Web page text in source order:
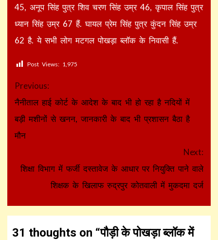
45, अनूप सिंह पुत्र शिव चरण सिंह उम्र 46, कृपाल सिंह पुत्र
ध्यान सिंह उम्र 67 हैं. घायल प्रेम सिंह पुत्र कुंदन सिंह उम्र
62 है. ये सभी लोग मटगल पोखड़ा ब्लॉक के निवासी हैं.
Post Views: 1,975
Continue
Reading
Previous:
नैनीताल हाई कोर्ट के आदेश के बाद भी हो रहा है नदियों में
बड़ी मशीनों से खनन, जानकारी के बाद भी प्रशासन बैठा है
मौन
Next:
शिक्षा विभाग में फर्जी दस्तावेज के आधार पर नियुक्ति पाने वाले
शिक्षक के खिलाफ रुद्रपुर कोतवाली में मुकदमा दर्ज
31 thoughts on “पौड़ी के पोखड़ा ब्लॉक में